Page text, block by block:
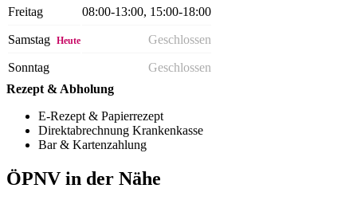
Freitag 08:00-13:00, 15:00-18:00
Samstag Heute Geschlossen
Sonntag
Geschlossen
Rezept & Abholung
E-Rezept & Papierrezept
Direktabrechnung Krankenkasse
Bar & Kartenzahlung
ÖPNV in der Nähe